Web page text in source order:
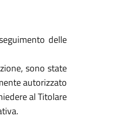
delle
sono state
autorizzato
al Titolare